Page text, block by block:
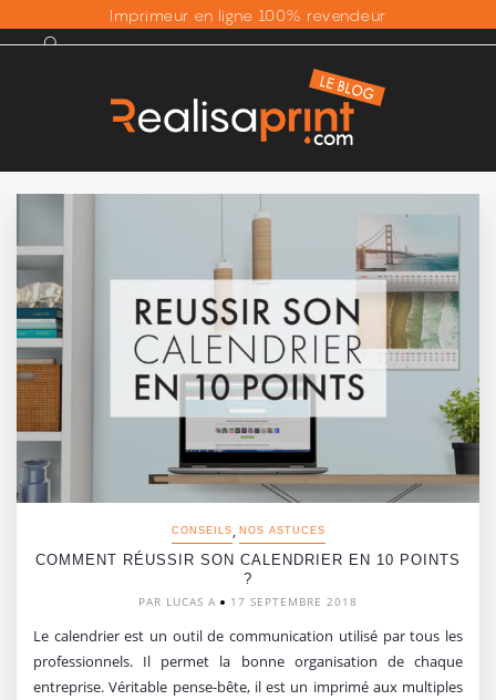
Imprimeur en ligne 100% revendeur
CONSEILS, NOS ASTUCES
COMMENT RÉUSSIR SON CALENDRIER EN 10 POINTS
?
PAR LUCAS A 17 SEPTEMBRE 2018
Le calendrier est un outil de communication utilisé par tous les
professionnels. Il permet la bonne organisation de chaque
entreprise. Véritable pense-bête, il est un imprimé aux multiples